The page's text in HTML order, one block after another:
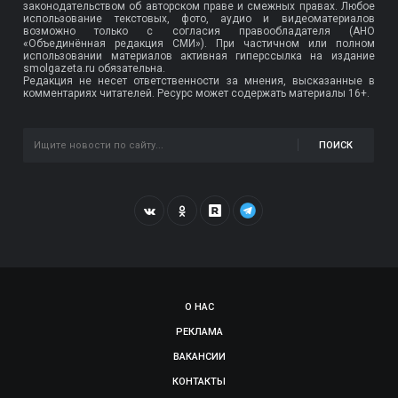
законодательством об авторском праве и смежных правах. Любое
использование текстовых, фото, аудио и видеоматериалов
возможно только с согласия правообладателя (АНО
«Объединённая редакция СМИ»). При частичном или полном
использовании материалов активная гиперссылка на издание
smolgazeta.ru обязательна.
Редакция не несет ответственности за мнения, высказанные в
комментариях читателей. Ресурс может содержать материалы 16+.
ПОИСК
О НАС
РЕКЛАМА
ВАКАНСИИ
КОНТАКТЫ